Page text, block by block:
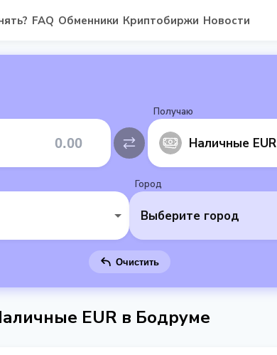
FAQ Обменники Криптобиржи Новости
Получаю
Наличные EUR
Город
Выберите город
Очистить
EUR в Бодруме